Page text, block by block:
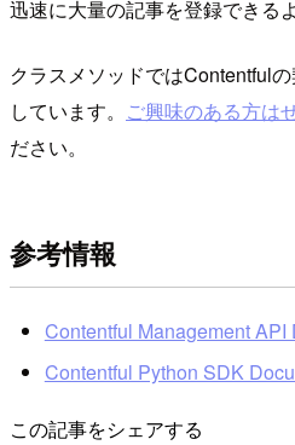
迅速に大量の記事を登録できる
クラスメソッドではContentful
しています。 ご興味のある方は
ださい。
参考情報
Contentful Management API
Contentful Python SDK
この記事をシェアする